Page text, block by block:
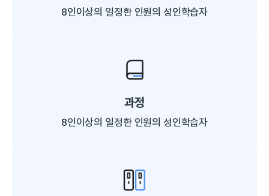
8인이상의 일정한 인원의 성인학습자
과정
8인이상의 일정한 인원의 성인학습자